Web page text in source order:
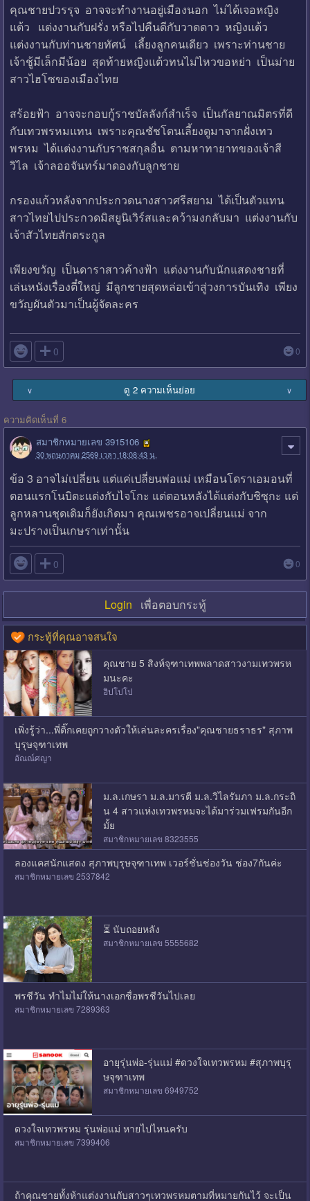
คุณชายปวรรุจ อาจจะทำงานอยู่เมืองนอก ไม่ได้เจอหญิง
แต้ว แต่งงานกับฝรั่ง หรือไปคืนดีกับวาดดาว หญิงแต้ว
แต่งงานกับท่านชายทัศน์ เลี้ยงลูกคนเดียว เพราะท่านชาย
เจ้าชู้มีเล็กมีน้อย สุดท้ายหญิงแต้วทนไม่ไหวขอหย่า เป็นม่าย
สาวไฮโซของเมืองไทย
สร้อยฟ้า อาจจะกอบกู้ราชบัลลังก์สำเร็จ เป็นกัลยาณมิตรที่ดี
กับเทวพรหมแทน เพราะคุณชัชโดนเลี้ยงดูมาจากฝั่งเทว
พรหม ได้แต่งงานกับราชสกุลอื่น ตามหาทายาทของเจ้าสี
วิไล เจ้าลออจันทร์มาดองกับลูกชาย
กรองแก้วหลังจากประกวดนางสาวศรีสยาม ได้เป็นตัวแทน
สาวไทยไปประกวดมิสยูนิเวิร์สและคว้ามงกลับมา แต่งงานกับ
เจ้าสัวไทยสักตระกูล
เพียงขวัญ เป็นดาราสาวค้างฟ้า แต่งงานกับนักแสดงชายที่
เล่นหนังเรื่องตี๋ใหญ่ มีลูกชายสุดหล่อเข้าสู่วงการบันเทิง เพียง
ขวัญผันตัวมาเป็นผู้จัดละคร
 0 0
∨ ดู 2 ความเห็นย่อย ∨
ความคิดเห็นที่ 6
สมาชิกหมายเลข 3915106
30 พฤษภาคม 2569 เวลา 18:08:43 น.
ข้อ 3 อาจไม่เปลี่ยน แต่แค่เปลี่ยนพ่อแม่ เหมือนโดราเอมอนที่
ตอนแรกโนบิตะแต่งกับไจโกะ แต่ตอนหลังได้แต่งกับชิซุกะ แต่
ลูกหลานชุดเดิมก็ยังเกิดมา คุณเพชรอาจเปลี่ยนแม่ จาก
มะปรางเป็นเกษราเท่านั้น
 0 0
Login เพื่อตอบกระทู้
กระทู้ที่คุณอาจสนใจ
คุณชาย 5 สิงห์จุฑาเทพพลาดสาวงามเทวพรห
มนะคะ
ฮิปโปโป
เพิ่งรู้ว่า...พี่ติ๊กเคยถูกวางตัวให้เล่นละครเรื่อง"คุณชายธราธร" สุภาพ
บุรุษจุฑาเทพ
อัณณ์ศญา
ม.ล.เกษรา ม.ล.มารตี ม.ล.วิไลรัมภา ม.ล.กระถิ
น 4 สาวแห่งเทวพรหมจะได้มาร่วมเฟรมกันอีก
มั้ย
สมาชิกหมายเลข 8323555
ลองแคสนักแสดง สุภาพบุรุษจุฑาเทพ เวอร์ชั่นช่องวัน ช่อง7กันค่ะ
สมาชิกหมายเลข 2537842
⏳️ นับถอยหลัง
สมาชิกหมายเลข 5555682
พรชีวัน ทำไมไม่ให้นางเอกชื่อพรชีวันไปเลย
สมาชิกหมายเลข 7289363
อายุรุ่นพ่อ-รุ่นแม่ #ดวงใจเทวพรหม #สุภาพบุรุ
ษจุฑาเทพ
สมาชิกหมายเลข 6949752
ดวงใจเทวพรหม รุ่นพ่อแม่ หายไปไหนครับ
สมาชิกหมายเลข 7399406
ถ้าคุณชายทั้งห้าแต่งงานกับสาวๆเทวพรหมตามที่หมายกันไว้ จะเป็น